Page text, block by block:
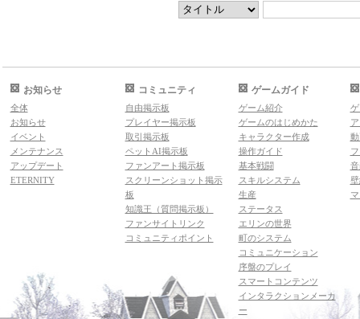
お知らせ
全体
お知らせ
イベント
メンテナンス
アップデート
ETERNITY
コミュニティ
自由掲示板
プレイヤー掲示板
取引掲示板
ペットAI掲示板
ファンアート掲示板
スクリーンショット掲示
板
知識王（質問掲示板）
ファンサイトリンク
コミュニティポイント
ゲームガイド
ゲーム紹介
ゲームのはじめかた
キャラクター作成
操作ガイド
基本戦闘
スキルシステム
生産
ステータス
エリンの世界
町のシステム
コミュニケーション
序盤のプレイ
スマートコンテンツ
インタラクションメーカ
ー